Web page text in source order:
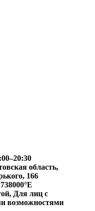
область,
166
Для лиц с
возможностями